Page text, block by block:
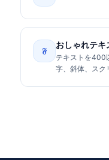
𝔉
おしゃれテキ
テキストを400
字、斜体、スク